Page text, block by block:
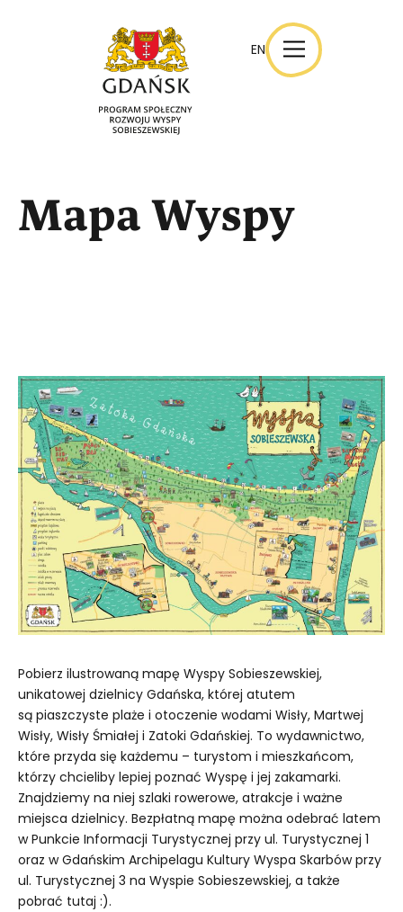
EN
Mapa Wyspy
Pobierz ilustrowaną mapę Wyspy Sobieszewskiej,
unikatowej dzielnicy Gdańska, której atutem
są piaszczyste plaże i otoczenie wodami Wisły, Martwej
Wisły, Wisły Śmiałej i Zatoki Gdańskiej. To wydawnictwo,
które przyda się każdemu – turystom i mieszkańcom,
którzy chcieliby lepiej poznać Wyspę i jej zakamarki.
Znajdziemy na niej szlaki rowerowe, atrakcje i ważne
miejsca dzielnicy. Bezpłatną mapę można odebrać latem
w Punkcie Informacji Turystycznej przy ul. Turystycznej 1
oraz w Gdańskim Archipelagu Kultury Wyspa Skarbów przy
ul. Turystycznej 3 na Wyspie Sobieszewskiej, a także
pobrać tutaj :).